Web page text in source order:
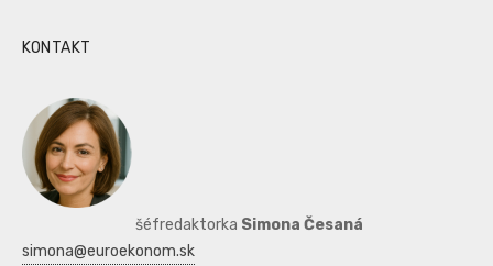
KONTAKT
šéfredaktorka Simona Česaná
simona@euroekonom.sk